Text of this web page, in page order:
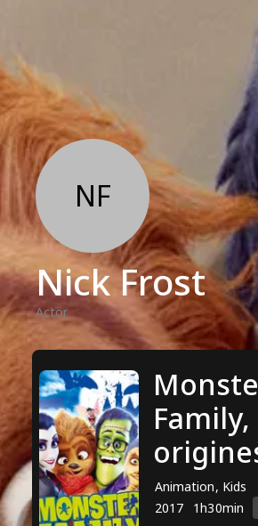
NF
Nick Frost
Actor
Family,
Animation, Kids
2017
1h30min